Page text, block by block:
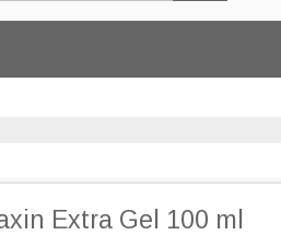
Extra Gel 100 ml